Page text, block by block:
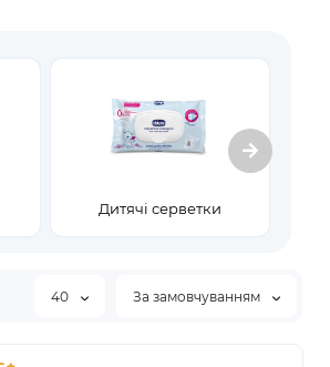
Дитячі серветки
40 За замовчуванням